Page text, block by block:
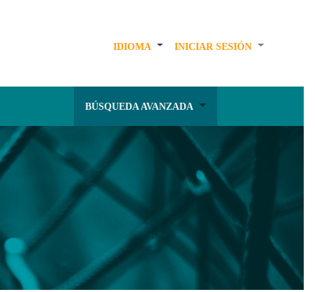
IDIOMA INICIAR SESIÓN
BÚSQUEDA AVANZADA